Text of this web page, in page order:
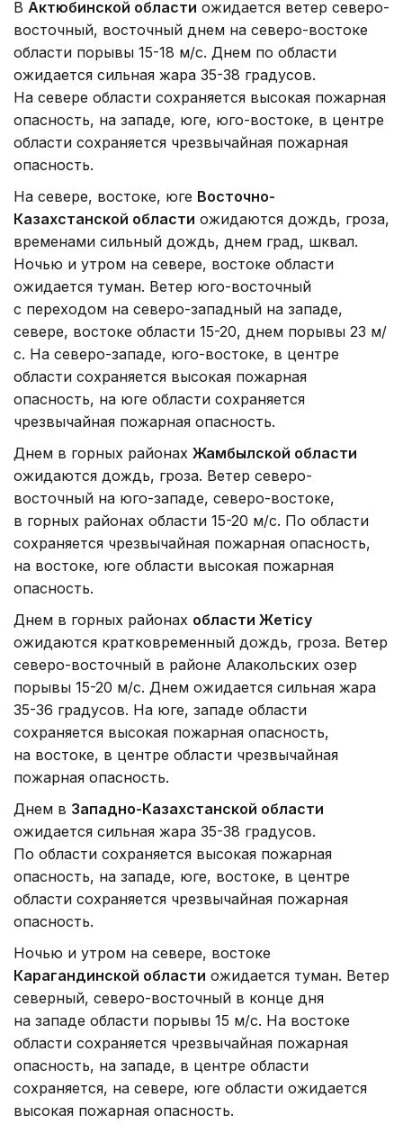
В Актюбинской области ожидается ветер северо-
восточный, восточный днем на северо-востоке
области порывы 15-18 м/с. Днем по области
ожидается сильная жара 35-38 градусов.
На севере области сохраняется высокая пожарная
опасность, на западе, юге, юго-востоке, в центре
области сохраняется чрезвычайная пожарная
опасность.
На севере, востоке, юге Восточно-
Казахстанской области ожидаются дождь, гроза,
временами сильный дождь, днем град, шквал.
Ночью и утром на севере, востоке области
ожидается туман. Ветер юго-восточный
с переходом на северо-западный на западе,
севере, востоке области 15-20, днем порывы 23 м/
с. На северо-западе, юго-востоке, в центре
области сохраняется высокая пожарная
опасность, на юге области сохраняется
чрезвычайная пожарная опасность.
Днем в горных районах Жамбылской области
ожидаются дождь, гроза. Ветер северо-
восточный на юго-западе, северо-востоке,
в горных районах области 15-20 м/с. По области
сохраняется чрезвычайная пожарная опасность,
на востоке, юге области высокая пожарная
опасность.
Днем в горных районах области Жетісу
ожидаются кратковременный дождь, гроза. Ветер
северо-восточный в районе Алакольских озер
порывы 15-20 м/с. Днем ожидается сильная жара
35-36 градусов. На юге, западе области
сохраняется высокая пожарная опасность,
на востоке, в центре области чрезвычайная
пожарная опасность.
Днем в Западно-Казахстанской области
ожидается сильная жара 35-38 градусов.
По области сохраняется высокая пожарная
опасность, на западе, юге, востоке, в центре
области сохраняется чрезвычайная пожарная
опасность.
Ночью и утром на севере, востоке
Карагандинской области ожидается туман. Ветер
северный, северо-восточный в конце дня
на западе области порывы 15 м/с. На востоке
области сохраняется чрезвычайная пожарная
опасность, на западе, в центре области
сохраняется, на севере, юге области ожидается
высокая пожарная опасность.